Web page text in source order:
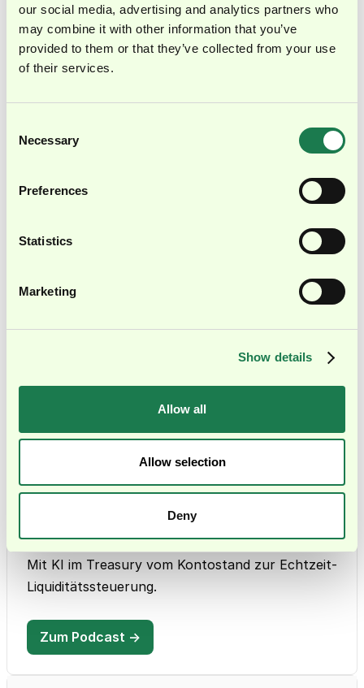
our social media, advertising and analytics partners who
may combine it with other information that you’ve
provided to them or that they’ve collected from your use
of their services.
Selection
Necessary
Preferences
Statistics
Marketing
Show details
Allow all
Allow selection
Deny
Gespräch vereinbaren
Leitfaden - Investoren-Reporting auf
Do's und Don'ts, Best-Practice-Struktur und
Reporting auf PE-Niveau. Kostenlos für CFOs
Zu den Downloads→
Weitere Ressourcen
PODCAST
Was kann modernes Treasury leisten?
Mit André Reimers von Embat
Mit KI im Treasury vom Kontostand zur Echtzeit-
Liquiditätssteuerung.
Zum Podcast →